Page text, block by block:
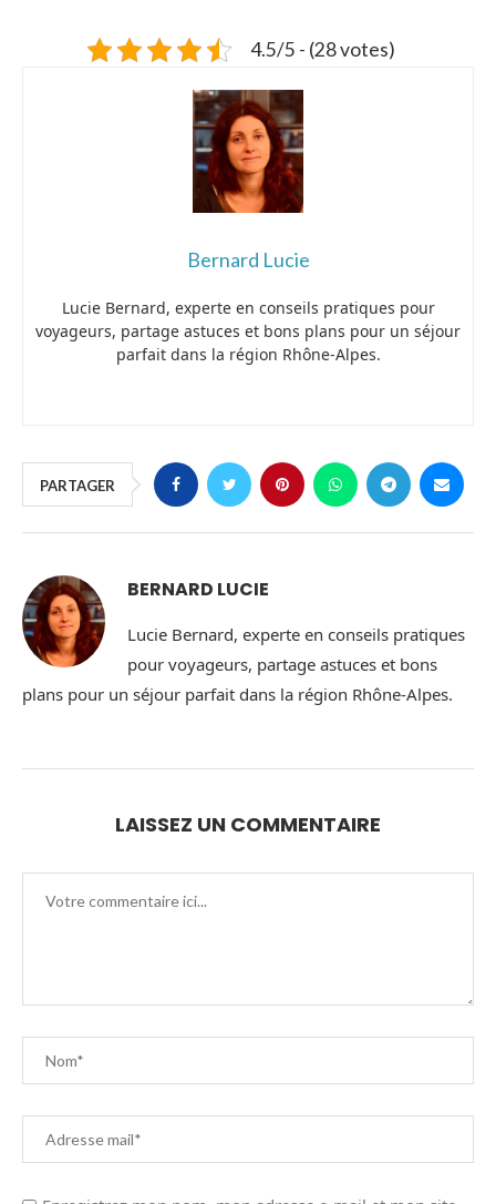
4.5/5 - (28 votes)
Bernard Lucie
Lucie Bernard, experte en conseils pratiques pour
voyageurs, partage astuces et bons plans pour un séjour
parfait dans la région Rhône-Alpes.
PARTAGER
BERNARD LUCIE
Lucie Bernard, experte en conseils pratiques
pour voyageurs, partage astuces et bons
plans pour un séjour parfait dans la région Rhône-Alpes.
LAISSEZ UN COMMENTAIRE